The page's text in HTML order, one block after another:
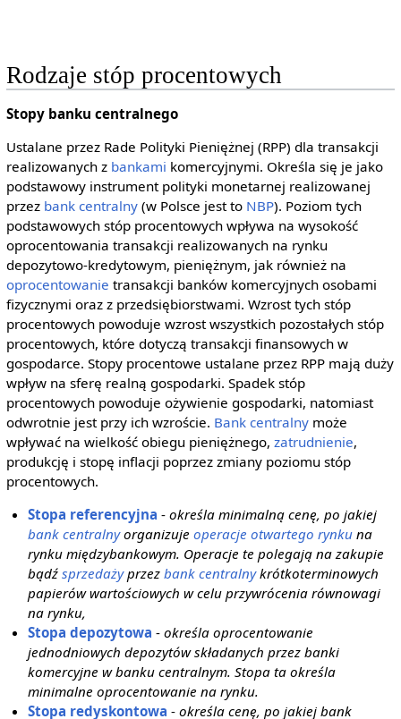
Rodzaje stóp procentowych
Stopy banku centralnego
Ustalane przez Rade Polityki Pieniężnej (RPP) dla transakcji
realizowanych z bankami komercyjnymi. Określa się je jako
podstawowy instrument polityki monetarnej realizowanej
przez bank centralny(w Polsce jest to NBP). Poziom tych
podstawowych stóp procentowych wpływa na wysokość
oprocentowania transakcji realizowanych na rynku
depozytowo-kredytowym, pieniężnym, jak również na
oprocentowanie transakcji banków komercyjnych osobami
fizycznymi oraz z przedsiębiorstwami. Wzrost tych stóp
procentowych powoduje wzrost wszystkich pozostałych stóp
procentowych, które dotyczą transakcji finansowych w
gospodarce. Stopy procentowe ustalane przez RPP mają duży
wpływ na sferę realną gospodarki. Spadek stóp
procentowych powoduje ożywienie gospodarki, natomiast
odwrotnie jest przy ich wzroście. Bank centralnymoże
wpływać na wielkość obiegu pieniężnego, zatrudnienie,
produkcję i stopę inflacji poprzez zmiany poziomu stóp
procentowych.
Stopa referencyjna -określa minimalną cenę, po jakiej
bank centralnyorganizujeoperacje otwartego rynku na
rynku międzybankowym. Operacje te polegają na zakupie
bądźsprzedażyprzezbank centralnykrótkoterminowych
papierów wartościowych w celu przywrócenia równowagi
na rynku,
Stopa depozytowa -określa oprocentowanie
jednodniowych depozytów składanych przez banki
komercyjne w banku centralnym. Stopa ta określa
minimalne oprocentowanie na rynku.
Stopa redyskontowa -określa cenę, po jakiej bank